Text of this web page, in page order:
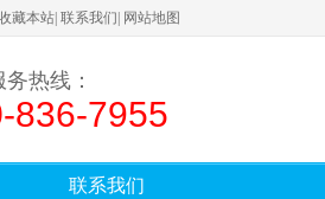
藏本站 联系我们 网站地图
热线：
836-7955
联系我们